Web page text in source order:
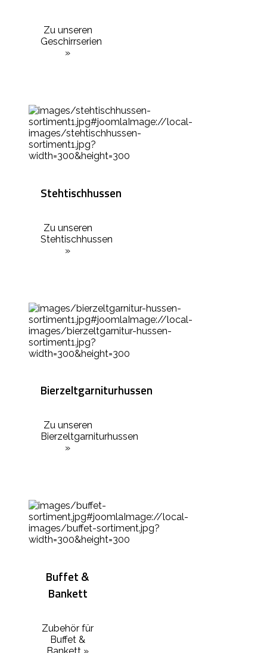
Zu unseren
Geschirrserien
»
Stehtischhussen
Zu unseren
Stehtischhussen
»
Bierzeltgarniturhussen
Zu unseren
Bierzeltgarniturhussen
»
Buffet &
Bankett
Zubehör für
Buffet &
Bankett »